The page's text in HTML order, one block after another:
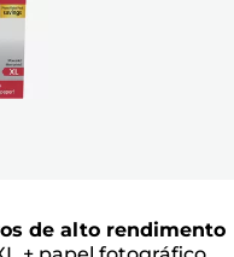
de alto rendimento